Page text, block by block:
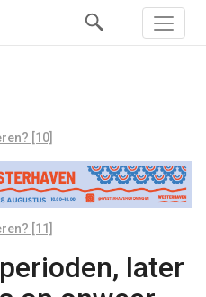
[10]
[11]
later